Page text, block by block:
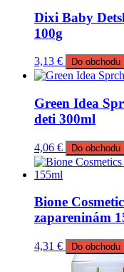
Dixi Baby
100g
3,13 € Do obchodu
Green Idea
deti 300ml
4,06 € Do obchodu
Bione
zapareninám
4,31 € Do obchodu